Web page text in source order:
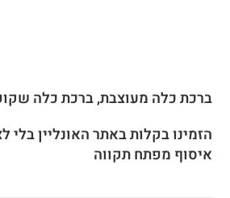
ברכת כלה מעוצבת, ברכת כלה
הזמינו בקלות באתר האונליין בלי
איסוף מפתח תקווה